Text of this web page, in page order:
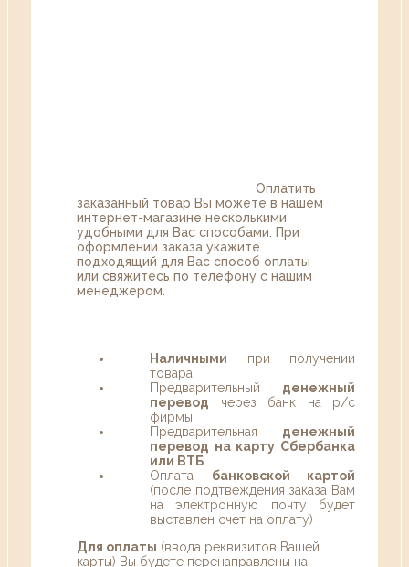
Оплатить
заказанный товар Вы можете в нашем
интернет-магазине несколькими
удобными для Вас способами. При
оформлении заказа укажите
подходящий для Вас способ оплаты
или свяжитесь по телефону с нашим
менеджером.
Наличными при получении
товара
Предварительный денежный
перевод через банк на р/с
фирмы
Предварительная денежный
перевод на карту Сбербанка
или ВТБ
Оплата банковской картой
(после подтвеждения заказа Вам
на электронную почту будет
выставлен счет на оплату)
Для оплаты (ввода реквизитов Вашей
карты) Вы будете перенаправлены на